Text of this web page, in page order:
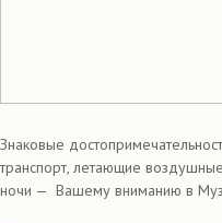
Знаковые
транспорт, летающие
ночи — Вашему вниманию в